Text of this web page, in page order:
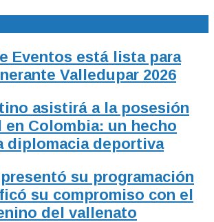
Eventos está lista para
Valledupar 2026
asistirá a la posesión
en Colombia: un hecho
diplomacia deportiva
presentó su programación
su compromiso con el
del vallenato